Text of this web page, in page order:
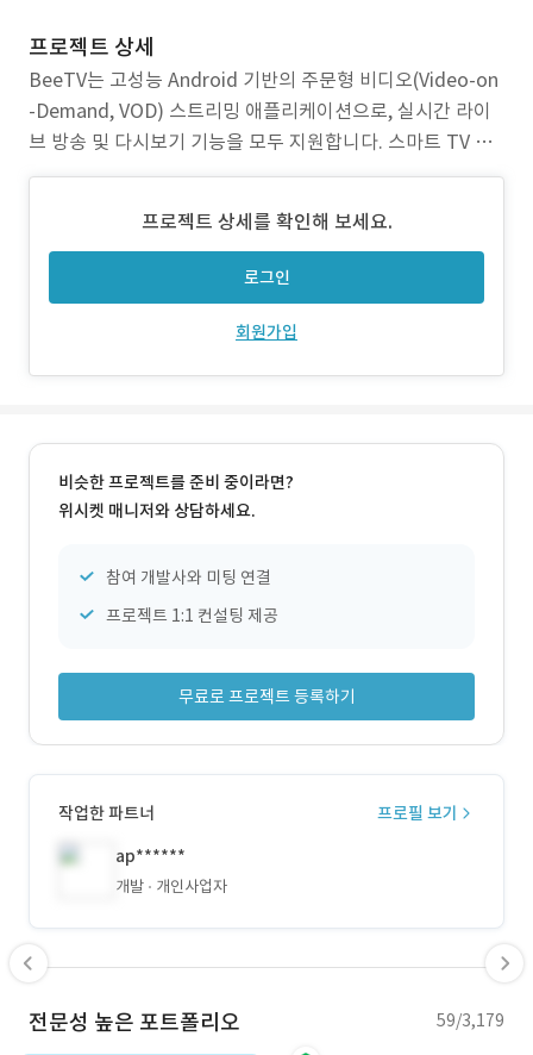
프로젝트 상세
BeeTV는 고성능 Android 기반의 주문형 비디오(Video-on
-Demand, VOD) 스트리밍 애플리케이션으로, 실시간 라이
브 방송 및 다시보기 기능을 모두 지원합니다. 스마트 TV 환
경에 최적화되어 있으며, 수천 명의 동시 접속자와 수백 테라
서버 최적화 기술이 적용되었습니다. 다양한 Android TV 모
델에서 반응형 UI를 제공하여 사용자에게
프로젝트 상세를 확인해 보세요.
로그인
회원가입
비슷한 프로젝트를 준비 중이라면?
위시켓 매니저와 상담하세요.
참여 개발사와 미팅 연결
프로젝트 1:1 컨설팅 제공
무료로 프로젝트 등록하기
작업한 파트너
프로필 보기
ap******
개발 개인사업자
전문성 높은 포트폴리오 59/3,179